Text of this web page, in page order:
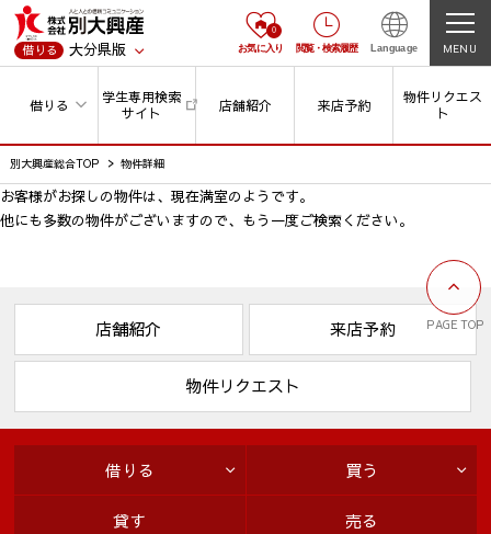
借りる 大分県版
0
お気に入り 閲覧・ 検索履歴 Language MENU
借りる
学生専用検索
サイト
店舗紹介 来店予約
物件リクエス
ト
別大興産総合TOP 物件詳細
お客様がお探しの物件は、現在満室のようです。
他にも多数の物件がございますので、 もう一度ご検索ください。
PAGE TOP
店舗紹介 来店予約
物件リクエスト
借りる 買う
貸す 売る